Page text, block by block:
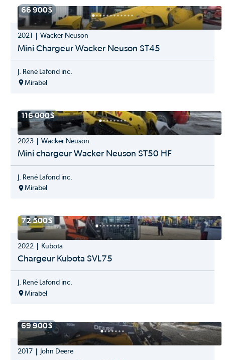
Tracteur utilitaire
Hardy
Hla
JCB
Jeantil
John Deere
Kioti
Krone
Kverneland
Lastec
Lemken
Mag Off Road
Manitou
MASKA
Massey Ferguson
Metal Pless
MEYER
Michelin
Mitas
Ms Gregson
Multitrac
New Holland
Orsi
Paladin Kodiac
Pichon
Pottinger
66 900$
2021 Wacker Neuson
Mini Chargeur Wacker Neuson ST45
J. René Lafond inc.
Mirabel
116 000$
2023 Wacker Neuson
Mini chargeur Wacker Neuson ST50 HF
J. René Lafond inc.
Mirabel
72 500$
2022 Kubota
Chargeur Kubota SVL75
J. René Lafond inc.
Mirabel
69 900$
2017 John Deere